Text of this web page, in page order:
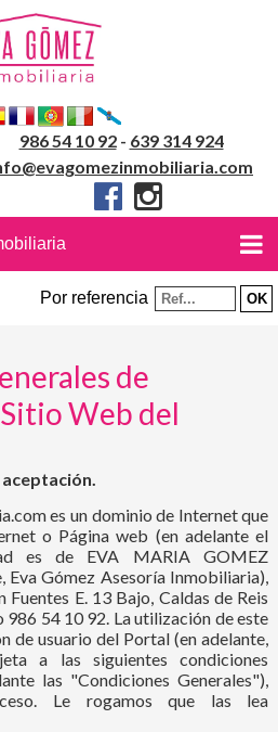
986 54 10 92- 639 314 924
Por referencia
de
Web del
es un dominio de Internet que
o Página web (en adelante el
es de EVA MARIA GOMEZ
Eva Gómez Asesoría Inmobiliaria),
E. 13 Bajo, Caldas de Reis
54 10 92. La utilización de este
de usuario del Portal (en adelante,
a las siguientes condiciones
las "Condiciones Generales"),
Le rogamos que las lea